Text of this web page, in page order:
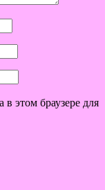
этом браузере для